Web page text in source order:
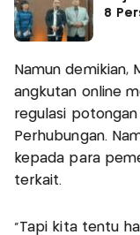
8
Namun
angkutan online
regulasi
Perhubungan.
kepada para
terkait.
"Tapi kita tentu